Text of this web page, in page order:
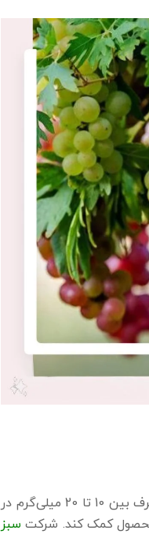
مقدار مصرف جیبرلیک اسید در انگور بستگی به نوع و شرایط گیاه دارد. به طور معمول، مقدار مصرف بین 10 تا 20 میلی‌گرم در
محصول کمک کند. شرکت سبز